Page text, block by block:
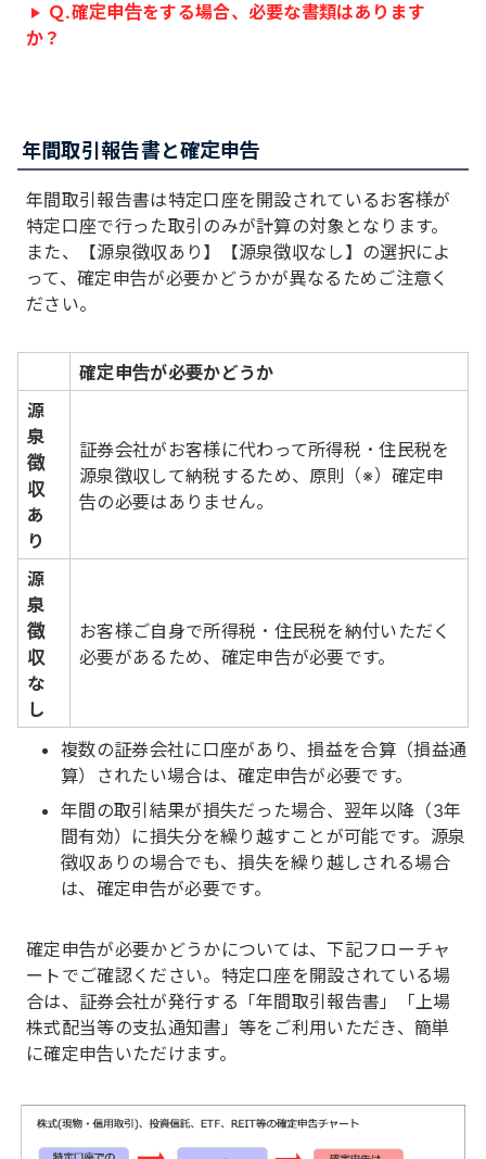
Ｑ.確定申告をする場合、必要な書類はあります
か？
年間取引報告書と確定申告
年間取引報告書は特定口座を開設されているお客様が
特定口座で行った取引のみが計算の対象となります。
また、【源泉徴収あり】【源泉徴収なし】の選択によ
って、確定申告が必要かどうかが異なるためご注意く
ださい。
確定申告が必要かどうか
源
泉
徴
収
あ
り
証券会社がお客様に代わって所得税・住民税を
源泉徴収して納税するため、原則（※）確定申
告の必要はありません。
源
泉
徴
収
な
し
お客様ご自身で所得税・住民税を納付いただく
必要があるため、確定申告が必要です。
複数の証券会社に口座があり、損益を合算（損益通
算）されたい場合は、確定申告が必要です。
年間の取引結果が損失だった場合、翌年以降（3年
間有効）に損失分を繰り越すことが可能です。源泉
徴収ありの場合でも、損失を繰り越しされる場合
は、確定申告が必要です。
確定申告が必要かどうかについては、下記フローチャ
ートでご確認ください。特定口座を開設されている場
合は、証券会社が発行する「年間取引報告書」「上場
株式配当等の支払通知書」等をご利用いただき、簡単
に確定申告いただけます。